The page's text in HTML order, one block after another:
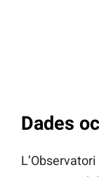
Dades